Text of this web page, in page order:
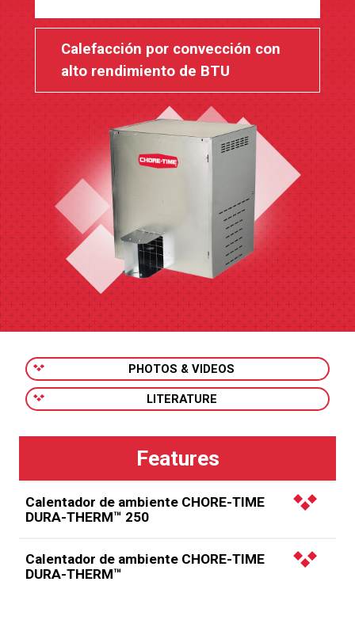
Calefacción por convección con
alto rendimiento de BTU
PHOTOS & VIDEOS
LITERATURE
Calentador de ambiente CHORE-TIME
DURA-THERM™ 250
de BTU
Calentador de ambiente CHORE-TIME
DURA-THERM™